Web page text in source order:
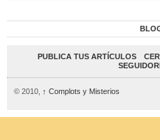
PUBLICA TUS ARTÍCULOS
© 2010, ↑ Complots y Misterios